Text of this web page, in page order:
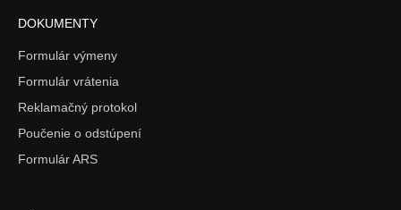
DOKUMENTY
Formulár výmeny
Formulár vrátenia
Reklamačný protokol
Poučenie o odstúpení
Formulár ARS